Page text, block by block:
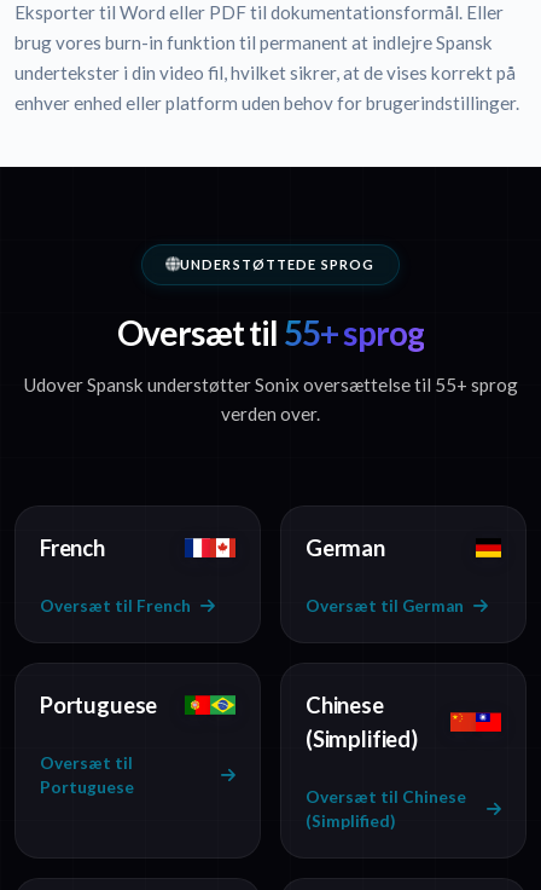
Eksporter til Word eller PDF til dokumentationsformål. Eller
brug vores burn-in funktion til permanent at indlejre Spansk
undertekster i din video fil, hvilket sikrer, at de vises korrekt på
enhver enhed eller platform uden behov for brugerindstillinger.
UNDERSTØTTEDE SPROG
Oversæt til 55+ sprog
Udover Spansk understøtter Sonix oversættelse til 55+ sprog
verden over.
French
Oversæt til French
German
Oversæt til German
Portuguese
Oversæt til
Portuguese
Chinese
(Simplified)
Oversæt til Chinese
(Simplified)